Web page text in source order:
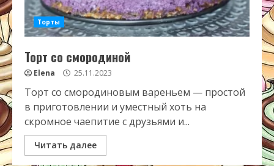
Торты
Торт со смородиной
Elena 25.11.2023
Торт со смородиновым вареньем — простой
в приготовлении и уместный хоть на
скромное чаепитие с друзьями и...
Читать далее